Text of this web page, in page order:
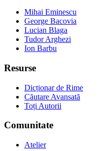
Mihai Eminescu
George Bacovia
Lucian Blaga
Tudor Arghezi
Ion Barbu
Resurse
Dicționar de Rime
Căutare Avansată
Toți Autorii
Comunitate
Atelier